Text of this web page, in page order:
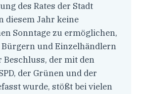
des Rates der Stadt
diesem Jahr keine
Sonntage zu ermöglichen,
und Einzelhändlern
Beschluss, der mit den
der Grünen und der
wurde, stößt bei vielen